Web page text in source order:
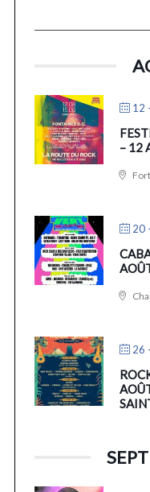
12
– 12
20
26